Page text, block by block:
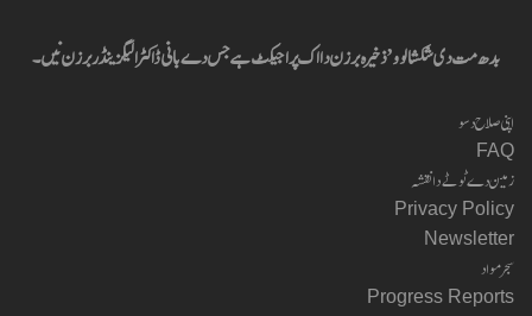
بدھ مت دی شکشا لوو’ ذخیرہ برزن دا اک پراجیکٹ ہے جس دے بانی ڈاکٹر الیگزینڈر برزن نیں۔
اپنی صلاح دسو
FAQ
زمین دے ٹوٹے دا نقشہ
Privacy Policy
Newsletter
سجر مواد
Progress Reports